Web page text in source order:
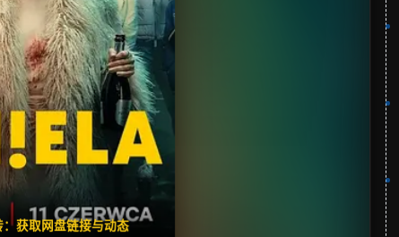
获取网盘链接与动态
失效请反馈